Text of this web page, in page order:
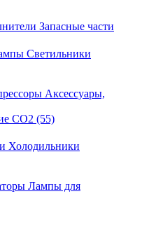
Запасные части
Светильники
Аксессуары,
CO2 (55)
Холодильники
Лампы для